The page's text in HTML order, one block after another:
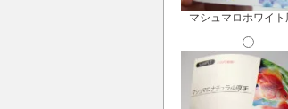
マシュマロホワイト